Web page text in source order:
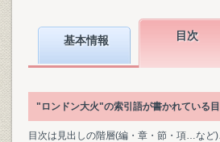
基本情報 目次
"ロンドン大火"の索引語が書かれている
目次は見出しの階層(編・章・節・項…など